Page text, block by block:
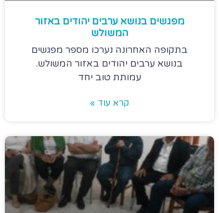
מפגשים בנושא ערבים יהודים באזור
המשולש
בתקופה האחרונה נערכו מספר מפגשים
בנושא ערבים יהודים באזור המשולש.
עמותת טוב יחד
קרא עוד »